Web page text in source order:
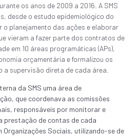
os anos de 2009 a 2016. A SMS
desde o estudo epidemiológico do
planejamento das ações e elaborar
vieram a fazer parte dos contratos de
em 10 áreas programáticas (APs),
orçamentária e formalizou os
supervisão direta de cada área.
da SMS uma área de
que coordenava as comissões
responsáveis por monitorar e
prestação de contas de cada
Sociais, utilizando-se de